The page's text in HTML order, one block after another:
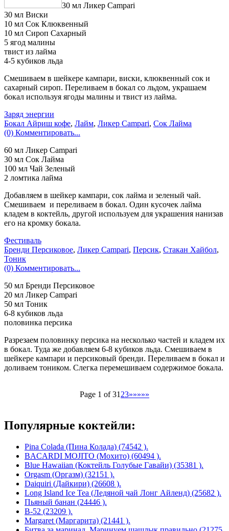
30 мл Ликер Campari
30 мл Виски
10 мл Сок Клюквенный
10 мл Сироп Сахарный
5 ягод малины
твист из лайма
4-5 кубиков льда
Смешиваем в шейкере кампари, виски, клюквенный сок и
сахарный сироп. Переливаем в бокал со льдом, украшаем
бокал используя ягоды малины и твист из лайма.
Заряд энергии
Бокал Айриш кофе, Лайм, Ликер Campari, Сок Лайма
(0) Комментировать...
60 мл Ликер Campari
30 мл Сок Лайма
100 мл Чай Зеленый
2 ломтика лайма
Добавляем в шейкер кампари, сок лайма и зеленый чай.
Смешиваем и переливаем в бокал. Один кусочек лайма
кладем в коктейль, другой используем для украшения нанизав
его на кромку бокала.
Фестиваль
Бренди Персиковое, Ликер Campari, Персик, Стакан Хайбол,
Тоник
(0) Комментировать...
50 мл Бренди Персиковое
20 мл Ликер Campari
50 мл Тоник
6-8 кубиков льда
половинка персика
Разрезаем половинку персика на несколько частей и кладем их
в бокал. Туда же добавляем 6-8 кубиков льда. Смешиваем в
шейкере кампари и персиковый бренди. Переливаем в бокал и
доливаем тоником. Слегка перемешиваем содержимое бокала.
Page 1 of 31 23»»»»»
Популярные коктейли:
Pina Colada (Пина Колада) (74542 ).
BACARDI MOJITO (Мохито) (60494 ).
Blue Hawaiian (Коктейль Голубые Гавайи) (35381 ).
Orgasm (Оргазм) (32151 ).
Daiquiri (Дайкири) (26608 ).
Long Island Ice Tea (Ледяной чай Лонг Айленд) (25682 ).
Пьяный банан (24446 ).
B-52 (23209 ).
Margaret (Маргарита) (21441 ).